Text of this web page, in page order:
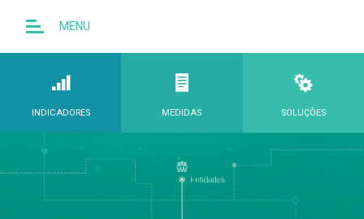
MENU
INDICADORES MEDIDAS SOLUÇÕES